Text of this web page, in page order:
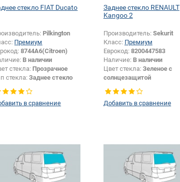
стекло FIAT Ducato
Pilkington
Премиум
8744A6(Citroen)
В наличии
стекла: Прозрачное
стекла:Заднее стекло
в сравнение
Заднее стекло RENAULT
Kangoo 2
Производитель: Sekurit
Класс: Премиум
Еврокод: 8200447583
Наличие: В наличии
Цвет стекла: Зеленое с
солнцезащитой
Добавить в сравнение